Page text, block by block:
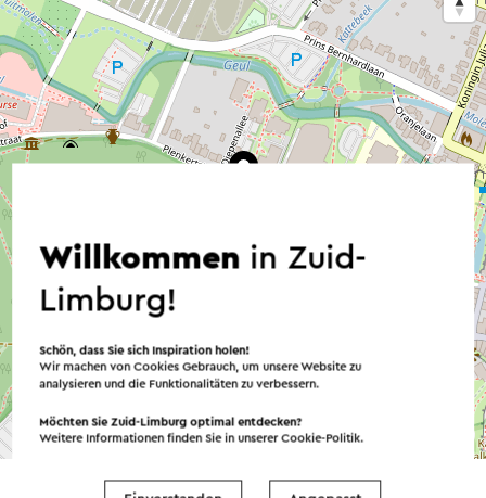
©OpenStreetMap
Willkommen in Zuid-
Limburg!
Schön, dass Sie sich Inspiration holen!
Wir machen von Cookies Gebrauch, um unsere Website zu
analysieren und die Funktionalitäten zu verbessern.
Möchten Sie Zuid-Limburg optimal entdecken?
Weitere Informationen finden Sie in unsererCookie-Politik.